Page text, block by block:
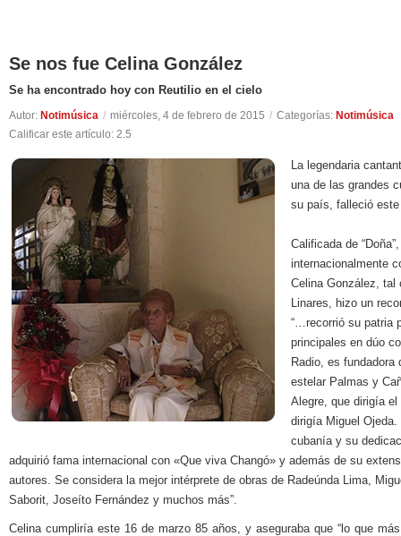
Se nos fue Celina González
Se ha encontrado hoy con Reutilio en el cielo
Autor: Notimúsica / miércoles, 4 de febrero de 2015 / Categorías: Notimúsica
Calificar este artículo: 2.5
La legendaria
una de las grandes
su país, falleció
Calificada de
internacionalmente
Celina González, tal
Linares, hizo un
“…recorrió su patria
principales en dúo
Radio, es fundadora
estelar Palmas y
Alegre, que dirigía
dirigía Miguel
cubanía y su
adquirió fama internacional con «Que viva Changó» y además de su
autores. Se considera la mejor intérprete de obras de Radeúnda Lima,
Saborit, Joseíto Fernández y muchos más”.
Celina cumpliría este 16 de marzo 85 años, y aseguraba que “lo que